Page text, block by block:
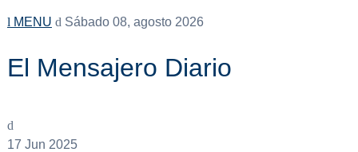
MENU Sábado 08, agosto 2026
El Mensajero Diario
17 Jun 2025